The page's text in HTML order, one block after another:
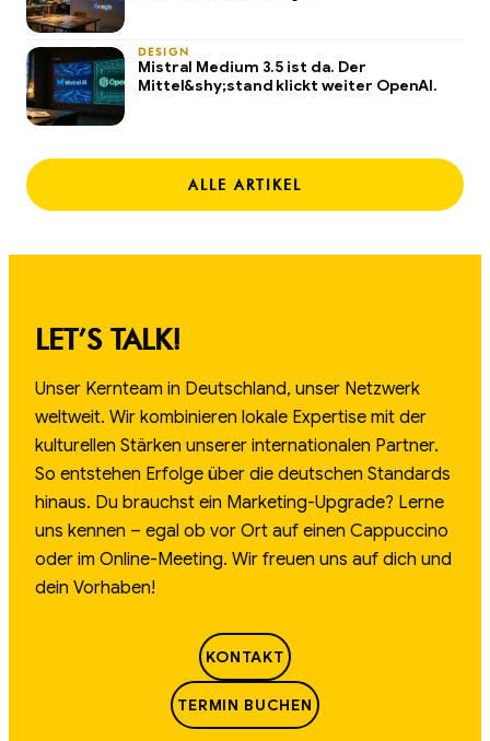
DESIGN
Mistral Medium 3.5 ist da. Der
Mittel&shy;stand klickt weiter OpenAI.
ALLE ARTIKEL
LET’S TALK!
Unser Kernteam in Deutschland, unser Netzwerk
weltweit. Wir kombinieren lokale Expertise mit der
kulturellen Stärken unserer internationalen Partner.
So entstehen Erfolge über die deutschen Standards
hinaus. Du brauchst ein Marketing-Upgrade? Lerne
uns kennen – egal ob vor Ort auf einen Cappuccino
oder im Online-Meeting. Wir freuen uns auf dich und
dein Vorhaben!
KONTAKT
TERMIN BUCHEN